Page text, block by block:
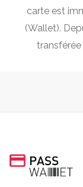
carte est
(Wallet).